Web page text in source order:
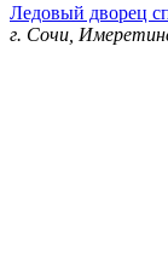
Ледовый дворец
г. Сочи,